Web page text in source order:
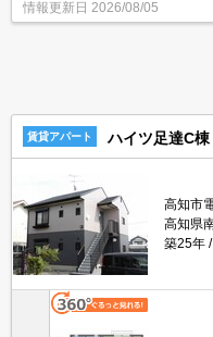
情報更新日 2026/08/05
賃貸アパート ハイツ足達C棟
高知市
高知県
築25年